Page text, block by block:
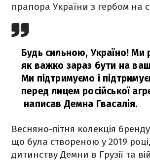
прапора України з гербом на
Будь сильною, Україно! Ми
як важко зараз бути на
Ми підтримуємо і
перед лицем російської
написав Демна Гвасалія.
Весняно-літня колекція
що була створеною у 2019
дитинству Демни в Грузії та